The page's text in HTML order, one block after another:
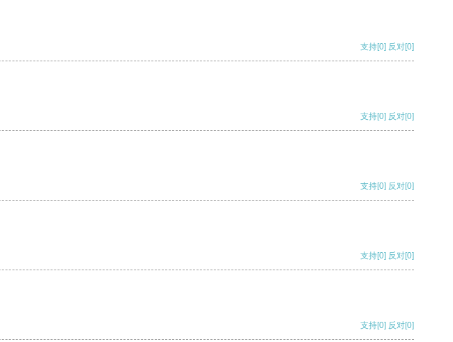
支持[0] 反对[0]
支持[0] 反对[0]
支持[0] 反对[0]
支持[0] 反对[0]
支持[0] 反对[0]